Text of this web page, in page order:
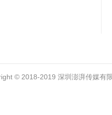
© 2018-2019 深圳澎湃传媒有